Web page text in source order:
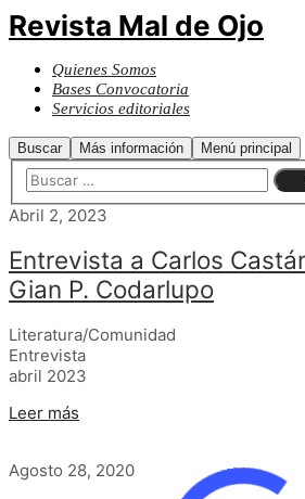
Revista Mal de Ojo
Quienes Somos
Bases Convocatoria
Servicios editoriales
Buscar Más información Menú principal
Abril 2, 2023
Entrevista a Carlos
Gian P. Codarlupo
Literatura/Comunidad
Entrevista
abril 2023
Leer más
Agosto 28, 2020